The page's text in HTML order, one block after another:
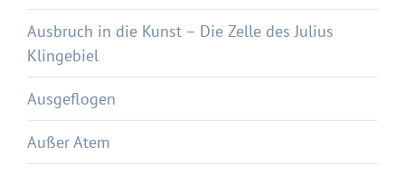
Ausbruch in die Kunst – Die Zelle des Julius
Klingebiel
Ausgeflogen
Außer Atem